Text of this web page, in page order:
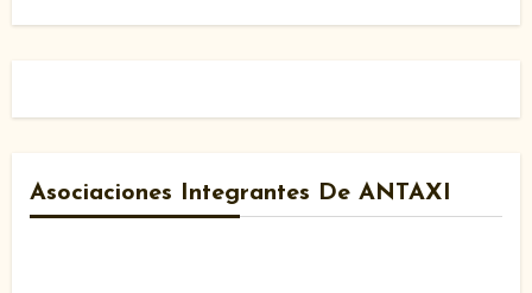
Asociaciones Integrantes De ANTAXI